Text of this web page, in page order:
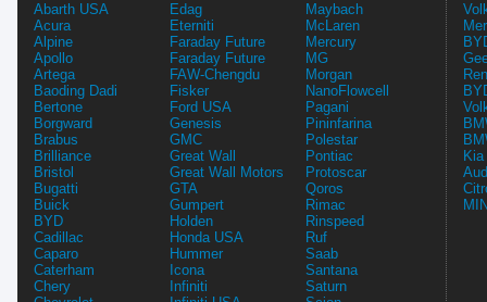
Abarth USA
Acura
Alpine
Apollo
Artega
Baoding Dadi
Bertone
Borgward
Brabus
Brilliance
Bristol
Bugatti
Buick
BYD
Cadillac
Caparo
Caterham
Chery
Edag
Eterniti
Faraday Future
Faraday Future
FAW-Chengdu
Fisker
Ford USA
Genesis
GMC
Great Wall
Great Wall Motors
GTA
Gumpert
Holden
Honda USA
Hummer
Icona
Infiniti
Maybach
McLaren
Mercury
MG
Morgan
NanoFlowcell
Pagani
Pininfarina
Polestar
Pontiac
Protoscar
Qoros
Rimac
Rinspeed
Ruf
Saab
Santana
Saturn